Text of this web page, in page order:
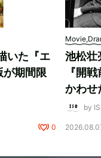
いた『エ
が期間限
0
池松壮
『開
かわせ
by